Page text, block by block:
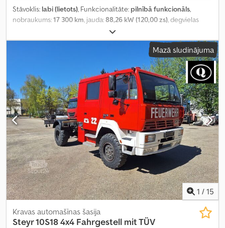
Stāvoklis: labi (lietots), Funkcionalitāte: pilnībā funkcionāls,
nobraukums:17 300 km, jauda:88,26 kW (120,00 zs), degvielas
, tukšais svars:
kg, asu konfigurācija:4x4, degviela:dīzeļdegviela, Ražošanas
Mazā sludinājuma
1 / 15
Kravas automašīnas šasija
Steyr 10S18 4x4 Fahrgestell mit TÜV